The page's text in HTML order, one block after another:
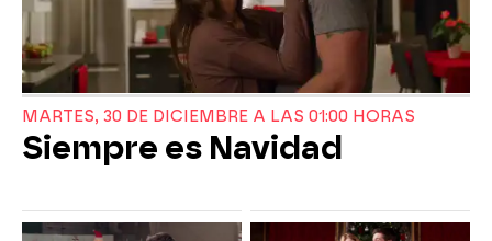
MARTES, 30 DE DICIEMBRE A LAS 01:00 HORAS
Siempre es Navidad